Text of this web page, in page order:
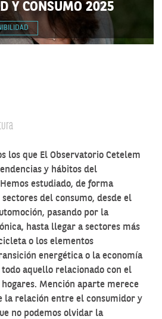
Y CONSUMO 2025
los que El Observatorio Cetelem
y hábitos del
estudiado, de forma
del consumo, desde el
pasando por la
hasta llegar a sectores más
o los elementos
energética o la economía
aquello relacionado con el
Mención aparte merece
la relación entre el consumidor y
no podemos olvidar la